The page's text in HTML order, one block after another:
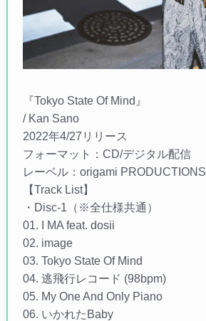
『Tokyo State Of Mind』
/ Kan Sano
2022年4/27リリース
フォーマット：CD/デジタル配信
レーベル：origami PRODUCTIONS
【Track List】
・Disc-1（※全仕様共通）
01. I MA feat. dosii
02. image
03. Tokyo State Of Mind
04. 逃飛行レコード (98bpm)
05. My One And Only Piano
06. いかれたBaby